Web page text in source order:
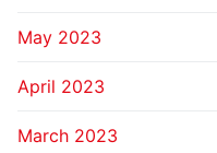
May 2023
April 2023
March 2023